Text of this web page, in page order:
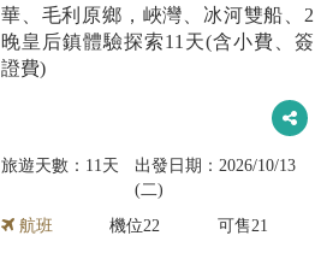
華、毛利原鄉，峽灣、冰河雙船、2
晚皇后鎮體驗探索11天(含小費、簽
證費)
11天
2026/10/13
(二)
航班
機位22 可售21